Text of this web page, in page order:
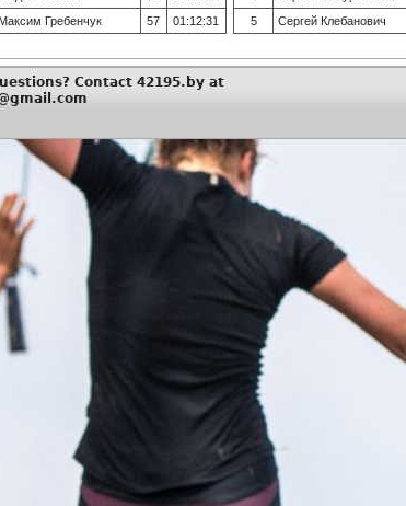
Максим Гребенчук 57 01:12:31
5
Сергей Клебанович
Contact 42195.by at